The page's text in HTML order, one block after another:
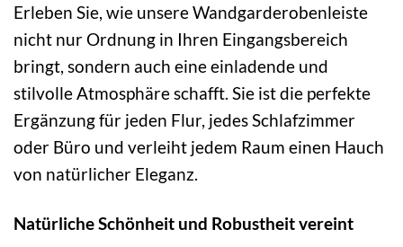
Erleben Sie, wie unsere Wandgarderobenleiste
nicht nur Ordnung in Ihren Eingangsbereich
bringt, sondern auch eine einladende und
stilvolle Atmosphäre schafft. Sie ist die perfekte
Ergänzung für jeden Flur, jedes Schlafzimmer
oder Büro und verleiht jedem Raum einen Hauch
von natürlicher Eleganz.
Natürliche Schönheit und Robustheit vereint